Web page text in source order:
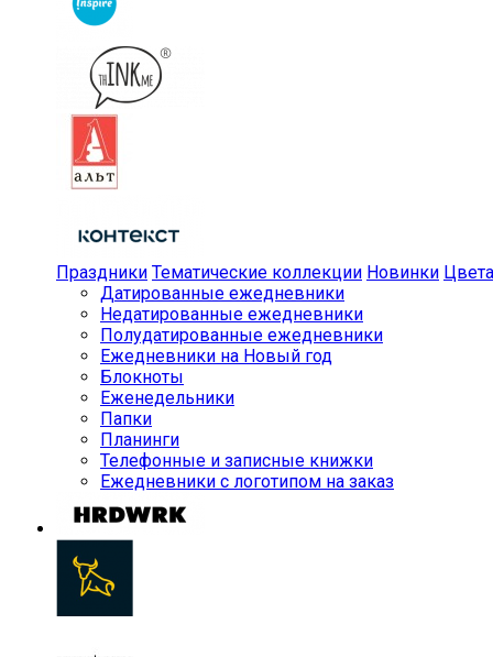
Праздники Тематические коллекции Новинки Цвета
Датированные ежедневники
Недатированные ежедневники
Полудатированные ежедневники
Ежедневники на Новый год
Блокноты
Еженедельники
Папки
Планинги
Телефонные и записные книжки
Ежедневники с логотипом на заказ